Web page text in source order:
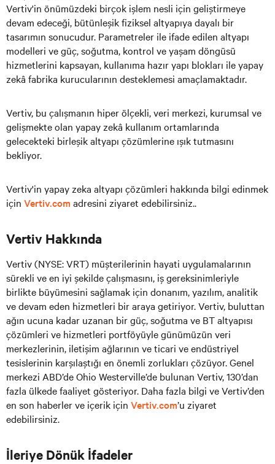
Vertiv'in önümüzdeki birçok işlem nesli için geliştirmeye
devam edeceği, bütünleşik fiziksel altyapıya dayalı bir
tasarımın sonucudur. Parametreler ile ifade edilen altyapı
modelleri ve güç, soğutma, kontrol ve yaşam döngüsü
hizmetlerini kapsayan, kullanıma hazır yapı blokları ile yapay
zekâ fabrika kurucularının desteklemesi amaçlamaktadır.
Vertiv, bu çalışmanın hiper ölçekli, veri merkezi, kurumsal ve
gelişmekte olan yapay zekâ kullanım ortamlarında
gelecekteki birleşik altyapı çözümlerine ışık tutmasını
bekliyor.
Vertiv'in yapay zeka altyapı çözümleri hakkında bilgi edinmek
için Vertiv.com adresini ziyaret edebilirsiniz..
Vertiv Hakkında
Vertiv (NYSE: VRT) müşterilerinin hayati uygulamalarının
sürekli ve en iyi şekilde çalışmasını, iş gereksinimleriyle
birlikte büyümesini sağlamak için donanım, yazılım, analitik
ve devam eden hizmetleri bir araya getiriyor. Vertiv, buluttan
ağın ucuna kadar uzanan bir güç, soğutma ve BT altyapısı
çözümleri ve hizmetleri portföyüyle günümüzün veri
merkezlerinin, iletişim ağlarının ve ticari ve endüstriyel
tesislerinin karşılaştığı en önemli zorlukları çözüyor. Genel
merkezi ABD’de Ohio Westerville’de bulunan Vertiv, 130’dan
fazla ülkede faaliyet gösteriyor. Daha fazla bilgi ve Vertiv’den
en son haberler ve içerik için Vertiv.com’u ziyaret
edebilirsiniz.
İleriye Dönük İfadeler